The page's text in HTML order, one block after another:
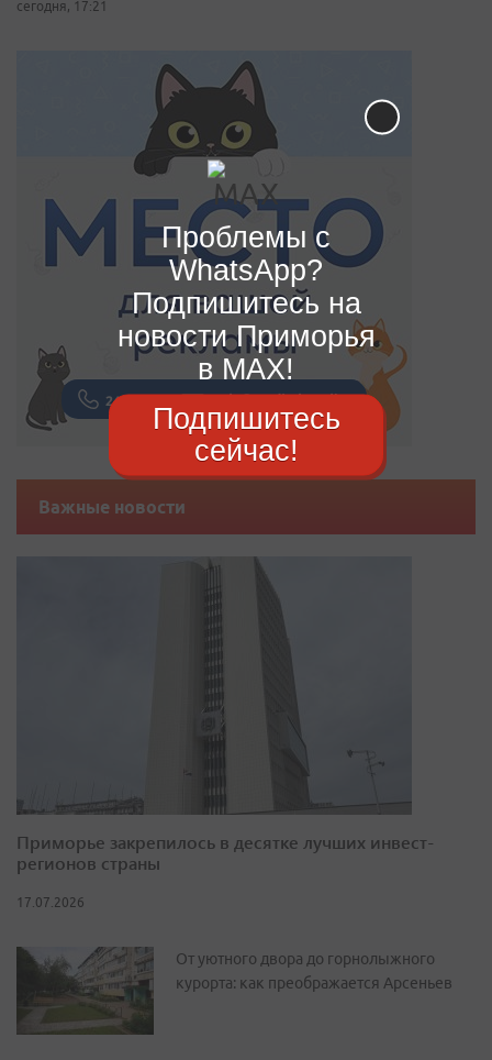
сегодня, 17:21
Важные новости
Приморье закрепилось в десятке лучших инвест-
регионов страны
17.07.2026
От уютного двора до горнолыжного
курорта: как преображается Арсеньев
Проблемы с
WhatsApp?
Подпишитесь на
новости Приморья
в MAX!
Подпишитесь
сейчас!